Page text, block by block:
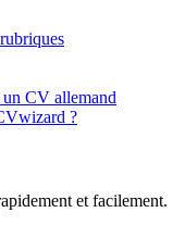
un CV allemand
?
et facilement.